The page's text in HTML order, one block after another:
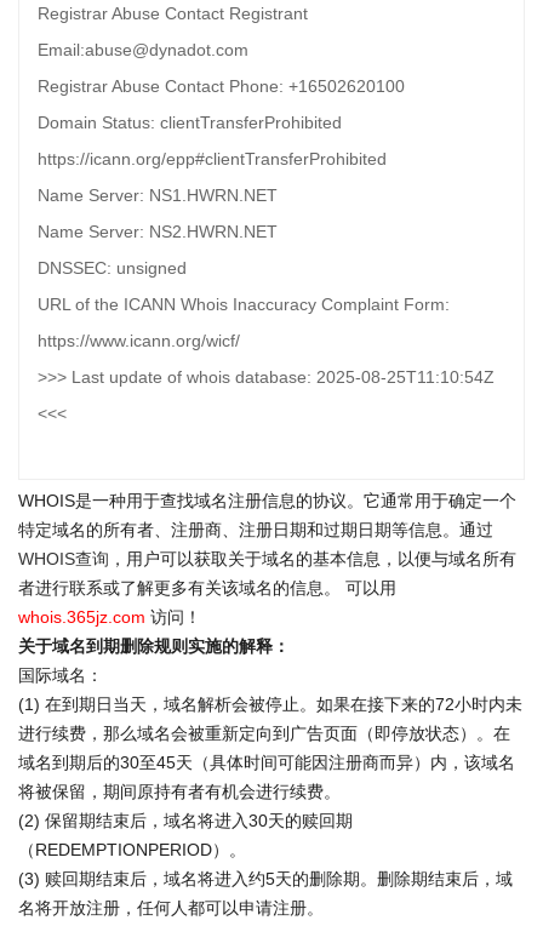
Registrar Abuse Contact Registrant
Email:abuse@dynadot.com
Registrar Abuse Contact Phone: +16502620100
Domain Status: clientTransferProhibited
https://icann.org/epp#clientTransferProhibited
Name Server: NS1.HWRN.NET
Name Server: NS2.HWRN.NET
DNSSEC: unsigned
URL of the ICANN Whois Inaccuracy Complaint Form:
https://www.icann.org/wicf/
>>> Last update of whois database: 2025-08-25T11:10:54Z
<<<
WHOIS是一种用于查找域名注册信息的协议。它通常用于确定一个
特定域名的所有者、注册商、注册日期和过期日期等信息。通过
WHOIS查询 ，用户可以获取关于域名的基本信息，以便与域名所有
者进行联系或了解更多有关该域名的信息。 可以用
whois.365jz.com 访问！
关于域名到期删除规则实施的解释：
国际域名：
(1) 在到期日当天，域名解析会被停止。如果在接下来的72小时内未
进行续费，那么域名会被重新定向到广告页面（即停放状态）。在
域名到期后的30至45天（具体时间可能因注册商而异）内，该域名
将被保留，期间原持有者有机会进行续费。
(2) 保留期结束后，域名将进入30天的赎回期
（REDEMPTIONPERIOD）。
(3) 赎回期结束后，域名将进入约5天的删除期。删除期结束后，域
名将开放注册，任何人都可以申请注册。